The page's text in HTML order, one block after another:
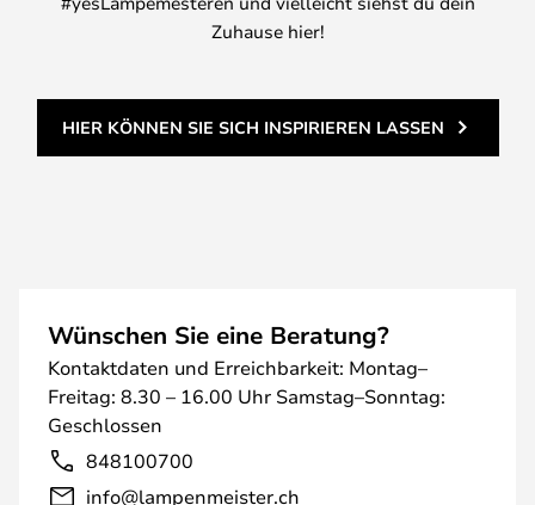
Zuhause hier!
HIER KÖNNEN SIE SICH INSPIRIEREN LASSEN
Wünschen Sie eine Beratung?
Kontaktdaten und Erreichbarkeit: Montag–
Freitag: 8.30 – 16.00 Uhr Samstag–Sonntag:
Geschlossen
848100700
info@lampenmeister.ch